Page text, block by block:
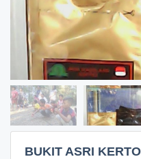
BUKIT ASRI